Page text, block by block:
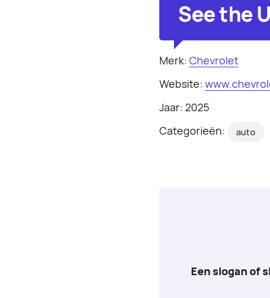
See the
Merk: Chevrolet
Website:
Jaar: 2025
Categorieën:
auto
Een slogan of